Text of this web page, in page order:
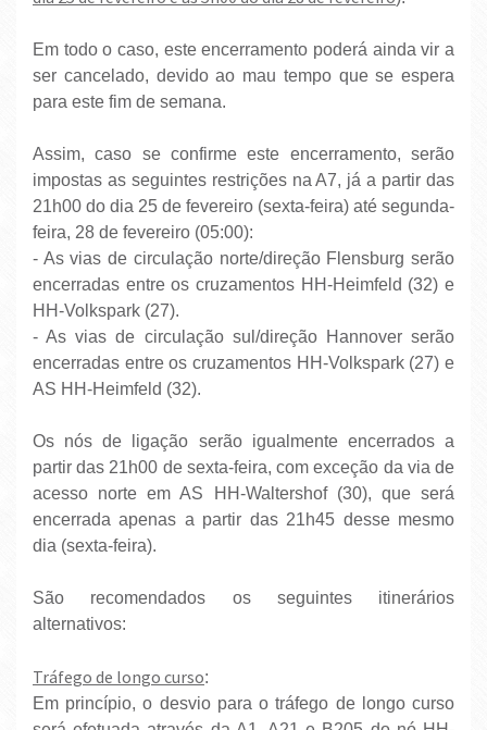
Em todo o caso, este encerramento poderá ainda vir a
ser cancelado, devido ao mau tempo que se espera
para este fim de semana.
Assim, caso se confirme este encerramento, serão
impostas as seguintes restrições na A7, já a partir das
21h00 do dia 25 de fevereiro (sexta-feira) até segunda-
feira, 28 de fevereiro (05:00):
- As vias de circulação norte/direção Flensburg serão
encerradas entre os cruzamentos HH-Heimfeld (32) e
HH-Volkspark (27).
- As vias de circulação sul/direção Hannover serão
encerradas entre os cruzamentos HH-Volkspark (27) e
AS HH-Heimfeld (32).
Os nós de ligação serão igualmente encerrados a
partir das 21h00 de sexta-feira, com exceção da via de
acesso norte em AS HH-Waltershof (30), que será
encerrada apenas a partir das 21h45 desse mesmo
dia (sexta-feira).
São recomendados os seguintes itinerários
alternativos:
Tráfego de longo curso:
Em princípio, o desvio para o tráfego de longo curso